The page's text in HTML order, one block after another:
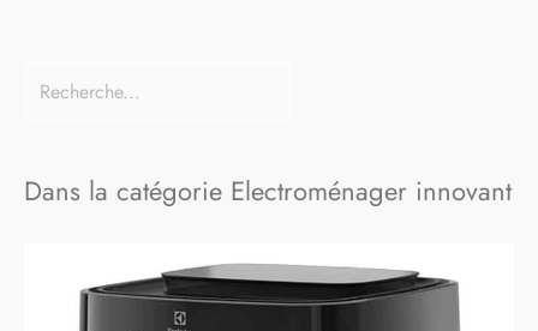
Dans la catégorie Electroménager innovant